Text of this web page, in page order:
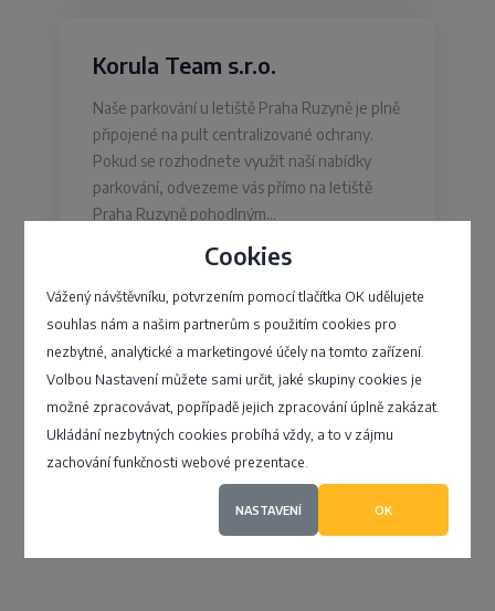
Cookies
Vážený návštěvníku, potvrzením pomocí tlačítka OK udělujete
souhlas nám a našim partnerům s použitím cookies pro
nezbytné, analytické a marketingové účely na tomto zařízení.
Volbou Nastavení můžete sami určit, jaké skupiny cookies je
možné zpracovávat, popřípadě jejich zpracování úplně zakázat.
Ukládání nezbytných cookies probíhá vždy, a to v zájmu
zachování funkčnosti webové prezentace.
NASTAVENÍ OK
Korula Team s.r.o.
Naše parkování u letiště Praha Ruzyně je plně
připojené na pult centralizované ochrany.
Pokud se rozhodnete využít naší nabídky
parkování, odvezeme vás přímo na letiště
Praha Ruzyně pohodlným…
Čsl. armády , Hostivice - Hostivice
4,2